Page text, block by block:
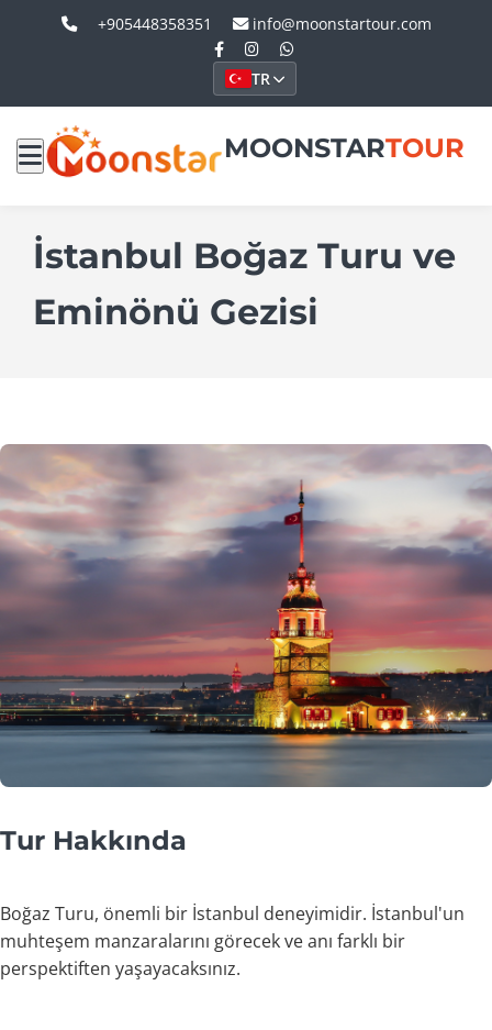
+905448358351 info@moonstartour.com
TR
MOONSTARTOUR
İstanbul Boğaz Turu ve
Eminönü Gezisi
Tur Hakkında
Boğaz Turu, önemli bir İstanbul deneyimidir. İstanbul'un
muhteşem manzaralarını görecek ve anı farklı bir
perspektiften yaşayacaksınız.